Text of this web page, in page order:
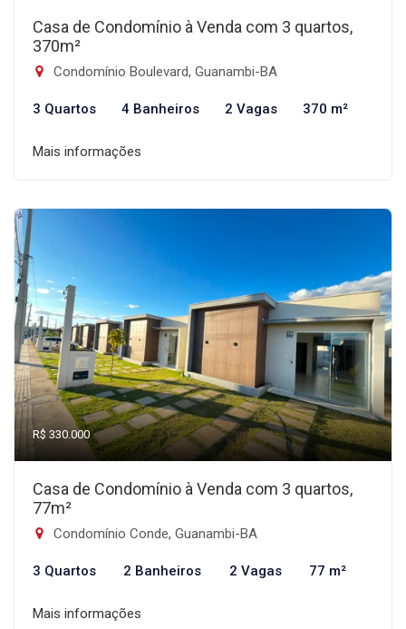
Casa de Condomínio à Venda com 3 quartos,
370m²
Condomínio Boulevard, Guanambi-BA
3 Quartos 4 Banheiros 2 Vagas 370 m²
Mais informações
R$ 330.000
Casa de Condomínio à Venda com 3 quartos,
77m²
Condomínio Conde, Guanambi-BA
3 Quartos 2 Banheiros 2 Vagas 77 m²
Mais informações